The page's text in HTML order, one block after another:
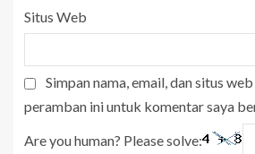
Situs Web
Simpan nama, email, dan situs
peramban ini untuk komentar saya
Are you human? Please solve: